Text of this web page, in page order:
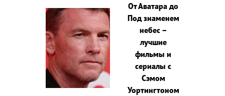
От Аватара до
Под знаменем
небес –
лучшие
фильмы и
сериалы с
Сэмом
Уортингтоном